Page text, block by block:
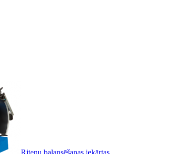
Riteņu balansēšanas iekārtas